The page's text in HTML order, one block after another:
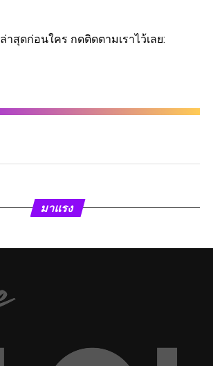
สุดก่อนใคร กดติดตามเราไว้เลย:
มาแรง